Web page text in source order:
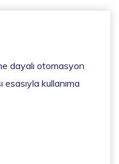
dayalı otomasyon
kullanıma